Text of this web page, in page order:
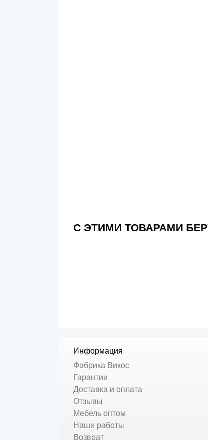
С ЭТИМИ ТОВАРАМИ
Информация
Фабрика Викос
Гарантии
Доставка и оплата
Отзывы
Мебель оптом
Наши работы
Возврат